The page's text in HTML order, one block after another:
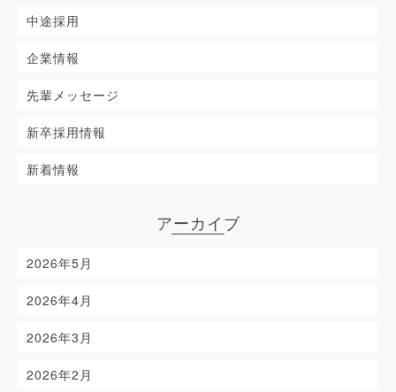
中途採用
企業情報
先輩メッセージ
新卒採用情報
新着情報
アーカイブ
2026年5月
2026年4月
2026年3月
2026年2月